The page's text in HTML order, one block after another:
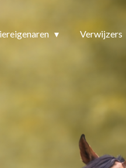
Verwijzers